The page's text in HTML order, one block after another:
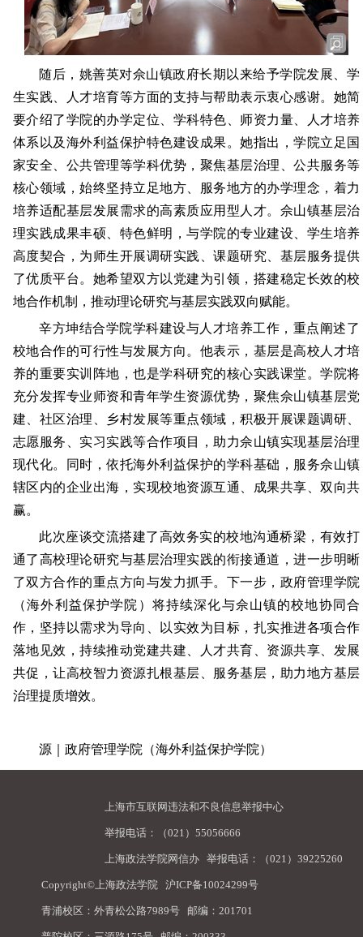
随后，姚善英对佘山镇政府长期以来给予学院发展、学
生实践、人才培育等方面的支持与帮助表示衷心感谢。她简
要介绍了学院的办学定位、学科特色、师资力量、人才培养
体系以及海外利益保护特色建设成果。她指出，学院立足国
家安全、公共管理等学科优势，聚焦基层治理、公共服务等
核心领域，始终坚持立足地方、服务地方的办学理念，着力
培养适配基层发展需求的高素质应用型人才。佘山镇基层治
理实践成果丰硕、特色鲜明，与学院的专业建设、学生培养
高度契合，为师生开展调研实践、课题研究、基层服务提供
了优质平台。她希望双方以党建为引领，搭建稳定长效的校
地合作机制，推动理论研究与基层实践双向赋能。
辛方坤结合学院学科建设与人才培养工作，重点阐述了
校地合作的可行性与发展方向。他表示，基层是高校人才培
养的重要实训阵地，也是学科研究的核心实践课堂。学院将
充分发挥专业师资和青年学生资源优势，聚焦佘山镇基层党
建、社区治理、乡村发展等重点领域，积极开展课题调研、
志愿服务、实习实践等合作项目，助力佘山镇实现基层治理
现代化。同时，依托海外利益保护的学科基础，服务佘山镇
辖区内的企业出海，实现校地资源互通、成果共享、双向共
赢。
此次座谈交流搭建了高效务实的校地沟通桥梁，有效打
通了高校理论研究与基层治理实践的衔接通道，进一步明晰
了双方合作的重点方向与发力抓手。下一步，政府管理学院
（海外利益保护学院）将持续深化与佘山镇的校地协同合
作，坚持以需求为导向、以实效为目标，扎实推进各项合作
落地见效，持续推动党建共建、人才共育、资源共享、发展
共促，让高校智力资源扎根基层、服务基层，助力地方基层
治理提质增效。
源｜政府管理学院（海外利益保护学院）
上海市互联网违法和不良信息举报中心
举报电话：（021）55056666
上海政法学院网信办 举报电话：（021）39225260
Copyright©上海政法学院 沪ICP备10024299号
青浦校区：外青松公路7989号 邮编：201701